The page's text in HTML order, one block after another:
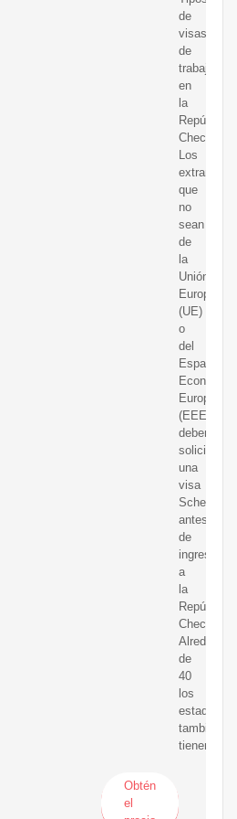
de
visas
de
trabajo
en
la
República
Checa
Los
extranjeros
que
no
sean
de
la
Unión
Europea
(UE)
o
del
Espacio
Económico
Europeo
(EEE)
deben
solicitar
una
visa
Schengen
antes
de
ingresar
a
la
República
Checa.
Alrededor
de
40
los
estados
también
tienen
Obtén
el